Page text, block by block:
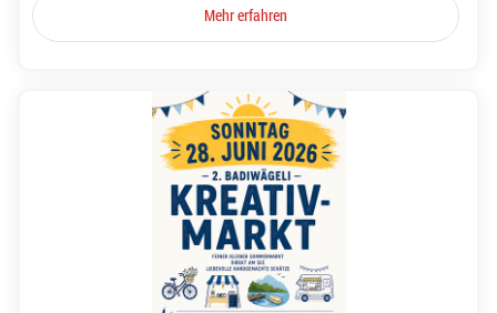
Mehr erfahren